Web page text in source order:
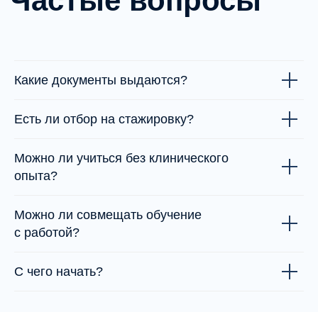
Какие документы выдаются?
Есть ли отбор на стажировку?
Можно ли учиться без клинического
опыта?
Можно ли совмещать обучение
с работой?
С чего начать?